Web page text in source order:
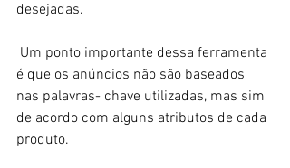
desejadas.
é que os anúncios não são baseados
nas palavras- chave utilizadas, mas sim
de acordo com alguns atributos de cada
produto.